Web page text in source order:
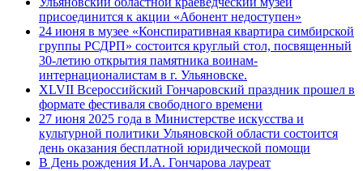
присоединится к акции «Абонент недоступен»
24 июня в музее «Конспиративная квартира симбирской
группы РСДРП» состоится круглый стол, посвященный
30-летию открытия памятника воинам-
интернационалистам в г. Ульяновске.
XLVII Всероссийский Гончаровский праздник прошел в
формате фестиваля свободного времени
27 июня 2025 года в Министерстве искусства и
культурной политики Ульяновской области состоится
день оказания бесплатной юридической помощи
В День рождения И.А. Гончарова лауреат